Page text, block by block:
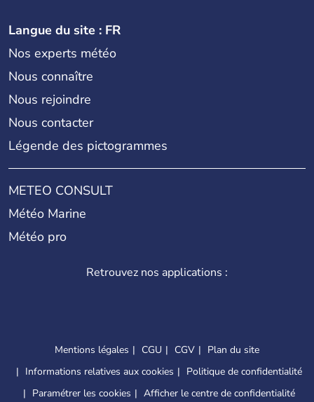
Langue du site : FR
Nos experts météo
Nous connaître
Nous rejoindre
Nous contacter
Légende des pictogrammes
METEO CONSULT
Météo Marine
Météo pro
Retrouvez nos applications :
Mentions légales CGU CGV
Plan du site
Informations relatives aux cookies
Politique de confidentialité
Paramétrer les cookies
Afficher le centre de confidentialité